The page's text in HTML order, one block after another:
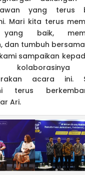
yang terus
Mari kita terus
yang baik,
dan tumbuh
sampaikan
acara ini.
terus
Ari.